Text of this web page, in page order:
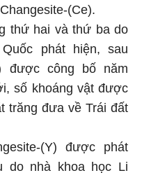
(Ce).
thứ hai và thứ ba do
phát hiện, sau
được công bố năm
số khoáng vật được
trăng đưa về Trái đất
(Y) được phát
do nhà khoa học Li